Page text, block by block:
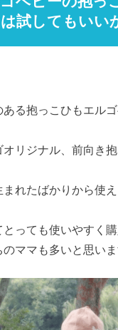
試してもいい
る抱っこひもエル
リジナル、前向き
まれたばかりから使
とっても使いやすく
ママも多いと思いま